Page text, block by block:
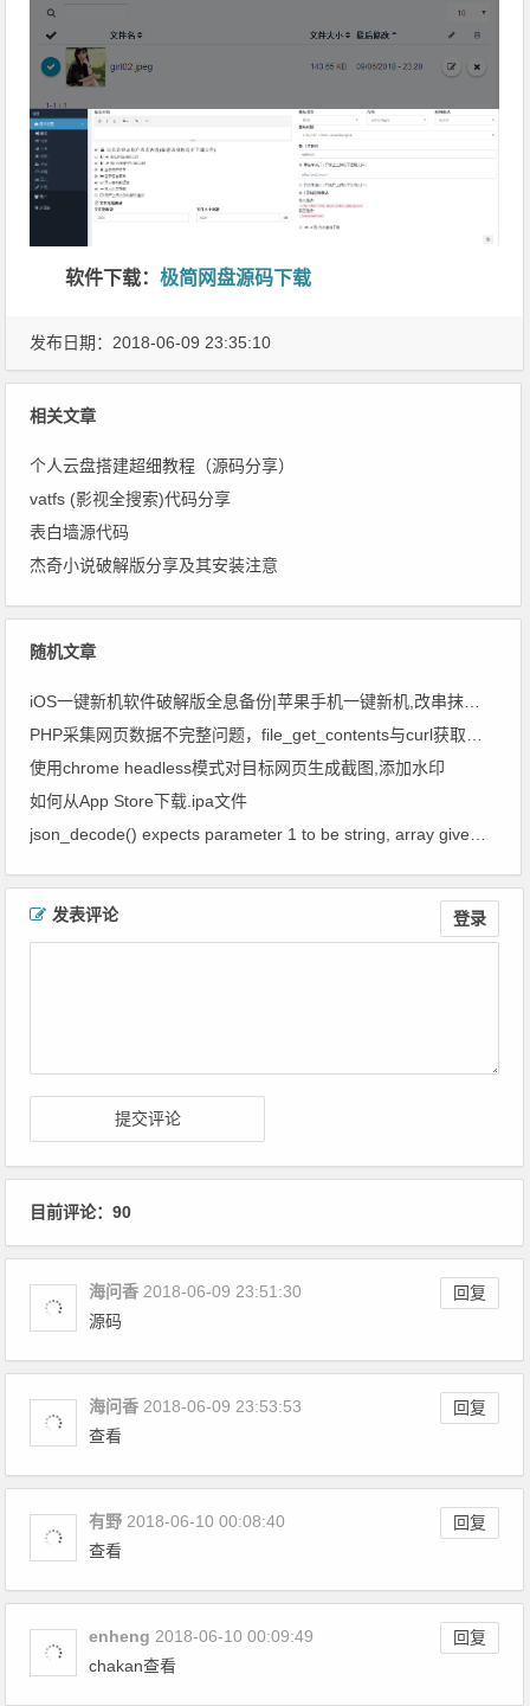
软件下载：极简网盘源码下载
发布日期：2018-06-09 23:35:10
相关文章
个人云盘搭建超细教程（源码分享）
vatfs (影视全搜索)代码分享
表白墙源代码
杰奇小说破解版分享及其安装注意
随机文章
使用chrome headless模式对目标网页生成截图,添加水印
如何从App Store下载.ipa文件
文章导航
发表评论 登录
目前评论：90
海问香 回复
2018-06-09 23:51:30
源码
海问香 回复
2018-06-09 23:53:53
查看
有野 回复
2018-06-10 00:08:40
查看
enheng 回复
2018-06-10 00:09:49
chakan查看